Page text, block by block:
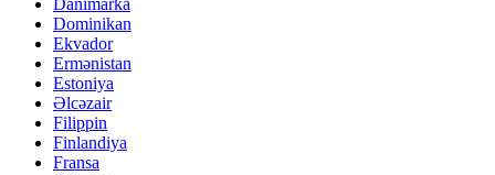
Danimarka
Dominikan
Ekvador
Ermənistan
Estoniya
Əlcəzair
Filippin
Finlandiya
Fransa